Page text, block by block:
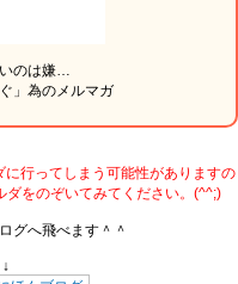
のは嫌…
」為のメルマガ
行ってしまう可能性がありますの
をのぞいてみてください。(^^;)
グへ飛べます＾＾